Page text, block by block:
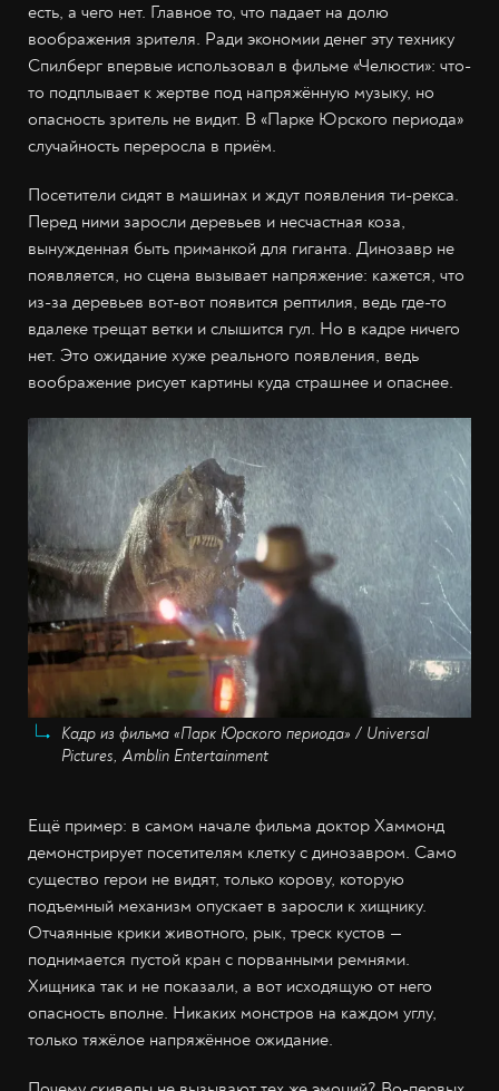
есть, а чего нет. Главное то, что падает на долю
воображения зрителя. Ради экономии денег эту технику
Спилберг впервые использовал в фильме «Челюсти»: что-
то подплывает к жертве под напряжённую музыку, но
опасность зритель не видит. В «Парке Юрского периода»
случайность переросла в приём.
Посетители сидят в машинах и ждут появления ти-рекса.
Перед ними заросли деревьев и несчастная коза,
вынужденная быть приманкой для гиганта. Динозавр не
появляется, но сцена вызывает напряжение: кажется, что
из-за деревьев вот-вот появится рептилия, ведь где-то
вдалеке трещат ветки и слышится гул. Но в кадре ничего
нет. Это ожидание хуже реального появления, ведь
воображение рисует картины куда страшнее и опаснее.
Кадр из фильма «Парк Юрского периода» / Universal
Pictures, Amblin Entertainment
Ещё пример: в самом начале фильма доктор Хаммонд
демонстрирует посетителям клетку с динозавром. Само
существо герои не видят, только корову, которую
подъемный механизм опускает в заросли к хищнику.
Отчаянные крики животного, рык, треск кустов —
поднимается пустой кран с порванными ремнями.
Хищника так и не показали, а вот исходящую от него
опасность вполне. Никаких монстров на каждом углу,
только тяжёлое напряжённое ожидание.